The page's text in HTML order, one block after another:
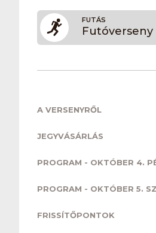
FUTÁS
Futóverseny
A VERSENYRŐL
JEGYVÁSÁRLÁS
PROGRAM - OKTÓBER 4.
PROGRAM - OKTÓBER 5.
FRISSÍTŐPONTOK